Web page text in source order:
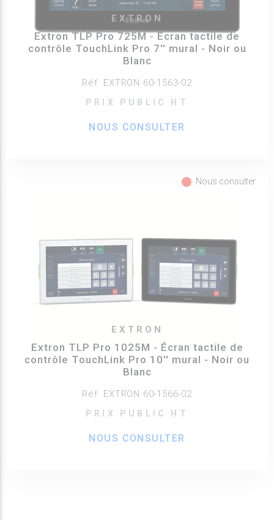
EXTRON
Extron TLP Pro 725M - Écran tactile de
contrôle TouchLink Pro 7'' mural - Noir ou
Blanc
Réf. EXTRON 60-1563-02
PRIX PUBLIC HT
NOUS CONSULTER
fiber_manual_record Nous consulter
EXTRON
Extron TLP Pro 1025M - Écran tactile de
contrôle TouchLink Pro 10'' mural - Noir ou
Blanc
Réf. EXTRON 60-1566-02
PRIX PUBLIC HT
NOUS CONSULTER